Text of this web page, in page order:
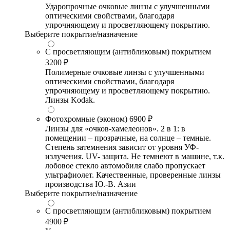
Ударопрочные очковые линзы с улучшенными
оптическими свойствами, благодаря
упрочняющему и просветляющему покрытию.
Выберите покрытие/назначение
С просветляющим (антибликовым) покрытием
3200 ₽
Полимерные очковые линзы с улучшенными
оптическими свойствами, благодаря
упрочняющему и просветляющему покрытию.
Линзы Kodak.
Фотохромные (эконом) 6900 ₽
Линзы для «очков-хамелеонов». 2 в 1: в
помещении – прозрачные, на солнце – темные.
Степень затемнения зависит от уровня УФ-
излучения. UV- защита. Не темнеют в машине, т.к.
лобовое стекло автомобиля слабо пропускает
ультрафиолет. Качественные, проверенные линзы
производства Ю.-В. Азии
Выберите покрытие/назначение
С просветляющим (антибликовым) покрытием
4900 ₽